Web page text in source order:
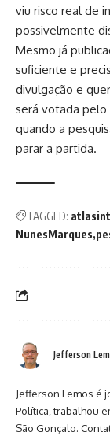
viu risco real de
possivelmente
Mesmo já
suficiente e
divulgação e
será votada
quando a
parar a partida.
TAGGED:
NunesMarques
Jefferson
Jefferson Lemos é
Política, trabalhou
São Gonçalo.